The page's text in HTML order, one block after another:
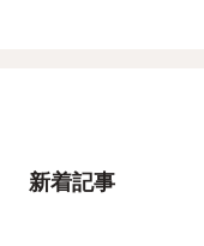
新着記事